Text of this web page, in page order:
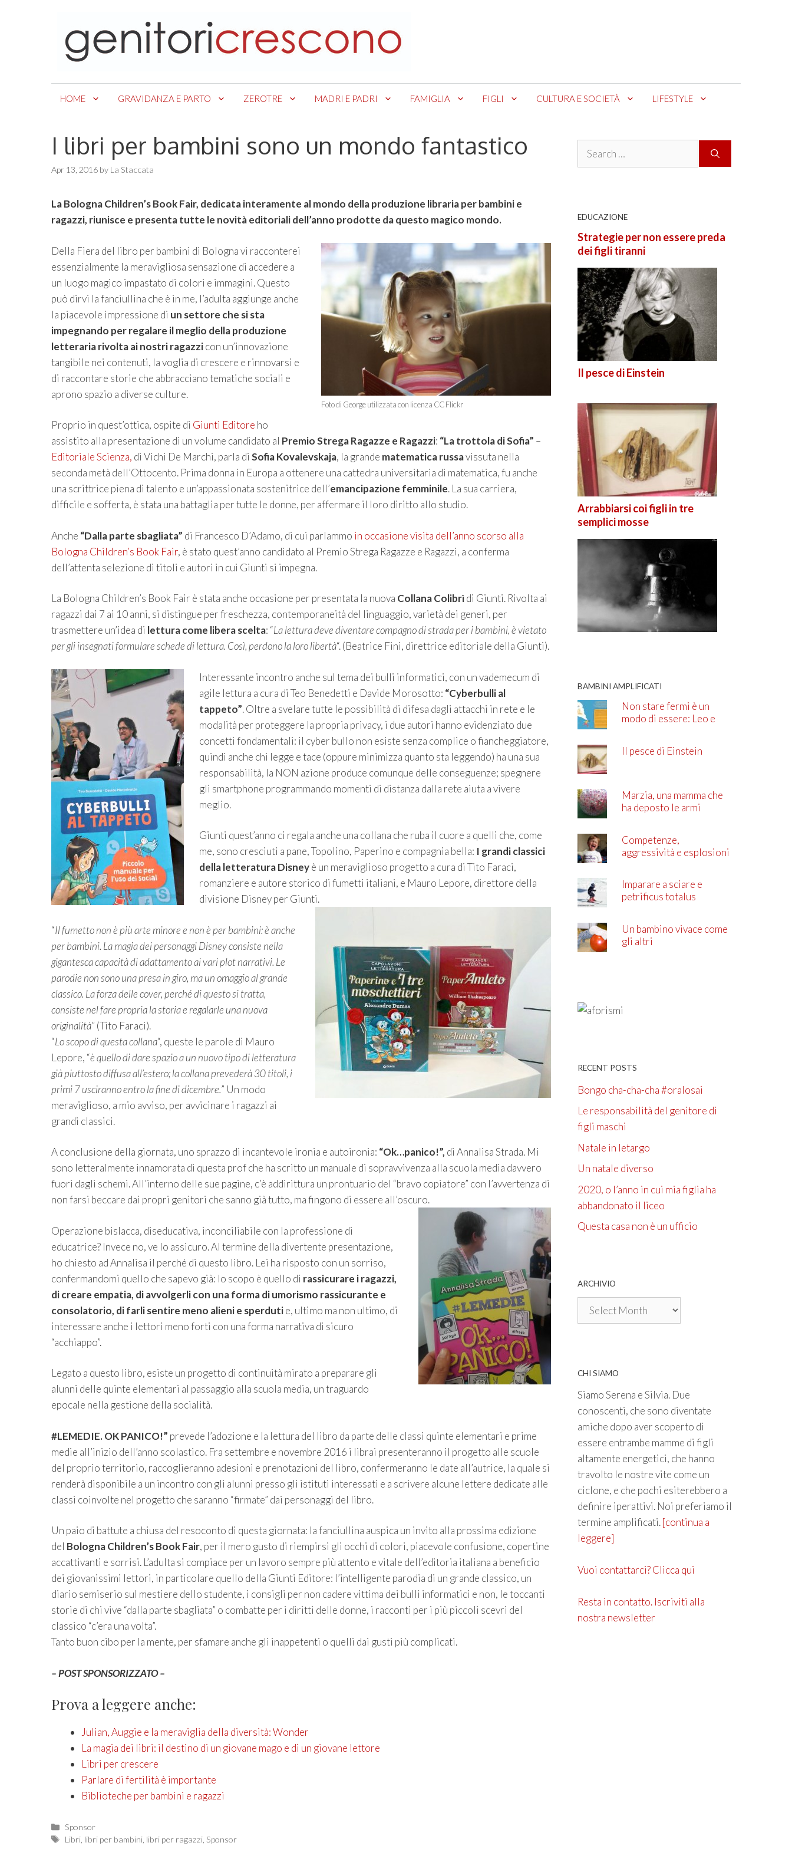
HOME GRAVIDANZA E PARTO ZEROTRE MADRI E PADRI FAMIGLIA FIGLI CULTURA E SOCIETÀ LIFESTYLE
I libri per bambini sono un mondo fantastico
Apr 13, 2016 by La Staccata
La Bologna Children’s Book Fair, dedicata interamente al mondo della produzione libraria per bambini e
ragazzi, riunisce e presenta tutte le novità editoriali dell’anno prodotte da questo magico mondo.
Foto di George utilizzata con licenza CC Flickr
Della Fiera del libro per bambini di Bologna vi racconterei
essenzialmente la meravigliosa sensazione di accedere a
un luogo magico impastato di colori e immagini. Questo
può dirvi la fanciullina che è in me, l’adulta aggiunge anche
la piacevole impressione di un settore che si sta
impegnando per regalare il meglio della produzione
letteraria rivolta ai nostri ragazzicon un’innovazione
tangibile nei contenuti, la voglia di crescere e rinnovarsi e
di raccontare storie che abbracciano tematiche sociali e
aprono spazio a diverse culture.
Proprio in quest’ottica, ospite di Giunti Editore ho
assistito alla presentazione di un volume candidato al Premio Strega Ragazze e Ragazzi: “La trottola di Sofia” –
Editoriale Scienza, di Vichi De Marchi, parla di Sofia Kovalevskaja, la grande matematica russavissuta nella
seconda metà dell’Ottocento. Prima donna in Europa a ottenere una cattedra universitaria di matematica, fu anche
una scrittrice piena di talento e un’appassionata sostenitrice dell’emancipazione femminile. La sua carriera,
difficile e sofferta, è stata una battaglia per tutte le donne, per affermare il loro diritto allo studio.
Anche “Dalla parte sbagliata” di Francesco D’Adamo, di cui parlammo in occasione visita dell’anno scorso alla
Bologna Children’s Book Fair, è stato quest’anno candidato al Premio Strega Ragazze e Ragazzi, a conferma
dell’attenta selezione di titoli e autori in cui Giunti si impegna.
La Bologna Children’s Book Fair è stata anche occasione per presentata la nuova Collana Colibrìdi Giunti. Rivolta ai
ragazzi dai 7 ai 10 anni, si distingue per freschezza, contemporaneità del linguaggio, varietà dei generi, per
trasmettere un’idea di lettura come libera scelta: “La lettura deve diventare compagno di strada per i bambini, è vietato
per gli insegnati formulare schede di lettura. Così, perdono la loro libertà“. (Beatrice Fini, direttrice editoriale della Giunti).
Interessante incontro anche sul tema dei bulli informatici, con un vademecum di
agile lettura a cura di Teo Benedetti e Davide Morosotto: “Cyberbulli al
tappeto”. Oltre a svelare tutte le possibilità di difesa dagli attacchi in rete e le
modalità per proteggere la propria privacy, i due autori hanno evidenziato due
concetti fondamentali: il cyber bullo non esiste senza complice o fiancheggiatore,
quindi anche chi legge e tace (oppure minimizza quanto sta leggendo) ha una sua
responsabilità, la NON azione produce comunque delle conseguenze; spegnere
gli smartphone programmando momenti di distanza dalla rete aiuta a vivere
meglio.
Giunti quest’anno ci regala anche una collana che ruba il cuore a quelli che, come
me, sono cresciuti a pane, Topolino, Paperino e compagnia bella: I grandi classici
della letteratura Disneyè un meraviglioso progetto a cura di Tito Faraci,
romanziere e autore storico di fumetti italiani, e Mauro Lepore, direttore della
divisione Disney per Giunti.
“Il fumetto non è più arte minore e non è per bambini: è anche
per bambini. La magia dei personaggi Disney consiste nella
gigantesca capacità di adattamento ai vari plot narrativi. Le
parodie non sono una presa in giro, ma un omaggio al grande
classico. La forza delle cover, perché di questo si tratta,
consiste nel fare propria la storia e regalarle una nuova
originalità” (Tito Faraci).
“Lo scopo di questa collana“, queste le parole di Mauro
Lepore, “è quello di dare spazio a un nuovo tipo di letteratura
già piuttosto diffusa all’estero; la collana prevederà 30 titoli, i
primi 7 usciranno entro la fine di dicembre.” Un modo
meraviglioso, a mio avviso, per avvicinare i ragazzi ai
grandi classici.
A conclusione della giornata, uno sprazzo di incantevole ironia e autoironia: “Ok…panico!”, di Annalisa Strada. Mi
sono letteralmente innamorata di questa prof che ha scritto un manuale di sopravvivenza alla scuola media davvero
fuori dagli schemi. All’interno delle sue pagine, c’è addirittura un prontuario del “bravo copiatore” con l’avvertenza di
non farsi beccare dai propri genitori che sanno già tutto, ma fingono di essere all’oscuro.
Operazione bislacca, diseducativa, inconciliabile con la professione di
educatrice? Invece no, ve lo assicuro. Al termine della divertente presentazione,
ho chiesto ad Annalisa il perché di questo libro. Lei ha risposto con un sorriso,
confermandomi quello che sapevo già: lo scopo è quello di rassicurare i ragazzi,
di creare empatia, di avvolgerli con una forma di umorismo rassicurante e
consolatorio, di farli sentire meno alieni e sperdutie, ultimo ma non ultimo, di
interessare anche i lettori meno forti con una forma narrativa di sicuro
“acchiappo”.
Legato a questo libro, esiste un progetto di continuità mirato a preparare gli
alunni delle quinte elementari al passaggio alla scuola media, un traguardo
epocale nella gestione della socialità.
#LEMEDIE. OK PANICO!” prevede l’adozione e la lettura del libro da parte delle classi quinte elementari e prime
medie all’inizio dell’anno scolastico. Fra settembre e novembre 2016 i librai presenteranno il progetto alle scuole
del proprio territorio, raccoglieranno adesioni e prenotazioni del libro, confermeranno le date all’autrice, la quale si
renderà disponibile a un incontro con gli alunni presso gli istituti interessati e a scrivere alcune lettere dedicate alle
classi coinvolte nel progetto che saranno “firmate” dai personaggi del libro.
Un paio di battute a chiusa del resoconto di questa giornata: la fanciullina auspica un invito alla prossima edizione
del Bologna Children’s Book Fair, per il mero gusto di riempirsi gli occhi di colori, piacevole confusione, copertine
accattivanti e sorrisi. L’adulta si compiace per un lavoro sempre più attento e vitale dell’editoria italiana a beneficio
dei giovanissimi lettori, in particolare quello della Giunti Editore: l’intelligente parodia di un grande classico, un
diario semiserio sul mestiere dello studente, i consigli per non cadere vittima dei bulli informatici e non, le toccanti
storie di chi vive “dalla parte sbagliata” o combatte per i diritti delle donne, i racconti per i più piccoli scevri del
classico “c’era una volta”.
Tanto buon cibo per la mente, per sfamare anche gli inappetenti o quelli dai gusti più complicati.
– POST SPONSORIZZATO –
Prova a leggere anche:
Julian, Auggie e la meraviglia della diversità: Wonder
La magia dei libri: il destino di un giovane mago e di un giovane lettore
Libri per crescere
Parlare di fertilità è importante
Biblioteche per bambini e ragazzi
Categories
Sponsor
Tags
Libri libri per bambini libri per ragazzi Sponsor
Search
EDUCAZIONE
Strategie per non essere preda
dei figli tiranni
Il pesce di Einstein
Arrabbiarsi coi figli in tre
semplici mosse
BAMBINI AMPLIFICATI
Non stare fermi è un
modo di essere: Leo e
Il pesce di Einstein
Marzia, una mamma che
ha deposto le armi
Competenze,
aggressività e esplosioni
Imparare a sciare e
petrificus totalus
Un bambino vivace come
gli altri
RECENT POSTS
Bongo cha-cha-cha #oralosai
Le responsabilità del genitore di
figli maschi
Natale in letargo
Un natale diverso
2020, o l’anno in cui mia figlia ha
abbandonato il liceo
Questa casa non è un ufficio
ARCHIVIO
Archivio
CHI SIAMO
Siamo Serena e Silvia. Due
conoscenti, che sono diventate
amiche dopo aver scoperto di
essere entrambe mamme di figli
altamente energetici, che hanno
travolto le nostre vite come un
ciclone, e che pochi esiterebbero a
definire iperattivi. Noi preferiamo il
termine amplificati.[continua a
leggere]
Vuoi contattarci? Clicca qui
Resta in contatto. Iscriviti alla
nostra newsletter